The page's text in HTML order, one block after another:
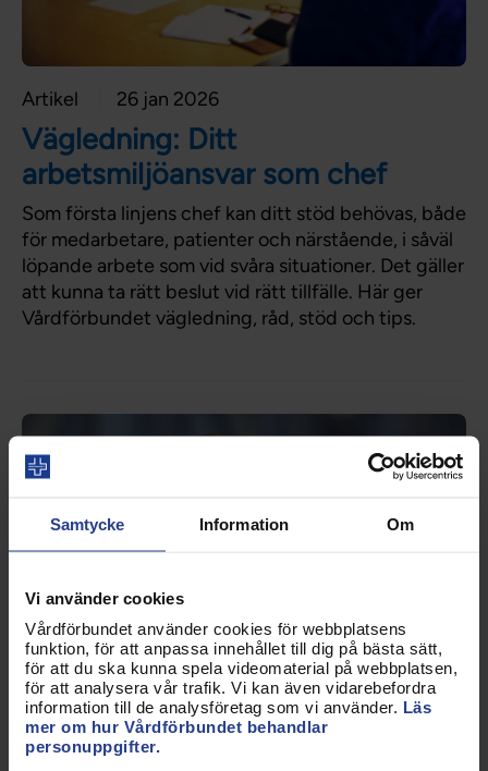
Samtycke Information Om
Vi använder cookies
Vårdförbundet använder cookies för webbplatsens
funktion, för att anpassa innehållet till dig på bästa sätt,
för att du ska kunna spela videomaterial på webbplatsen,
för att analysera vår trafik. Vi kan även vidarebefordra
information till de analysföretag som vi använder. Läs
mer om hur Vårdförbundet behandlar
personuppgifter.
Artikel 26 jan 2026
Vägledning: Ditt
arbetsmiljöansvar som chef
Som första linjens chef kan ditt stöd behövas, både
för medarbetare, patienter och närstående, i såväl
löpande arbete som vid svåra situationer. Det gäller
att kunna ta rätt beslut vid rätt tillfälle. Här ger
Vårdförbundet vägledning, råd, stöd och tips.